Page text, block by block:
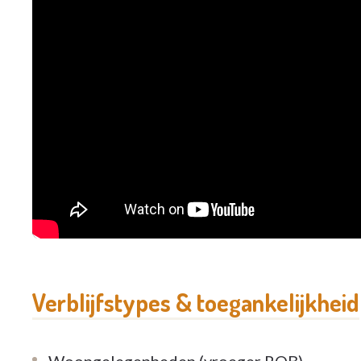
Verblijfstypes & toegankelijkheid